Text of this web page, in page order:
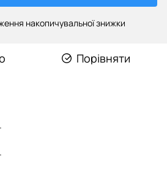
накопичувальної знижки
Порівняти